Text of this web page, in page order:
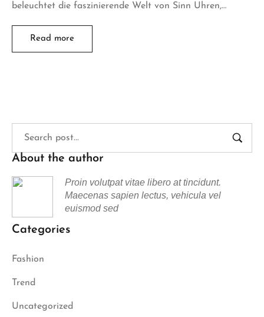
beleuchtet die faszinierende Welt von Sinn Uhren,…
Read more
About the author
Proin volutpat vitae libero at tincidunt.
Maecenas sapien lectus, vehicula vel
euismod sed
Categories
Fashion
Trend
Uncategorized